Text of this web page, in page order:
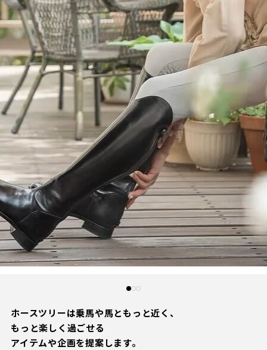
ホームタウン活動
アカデミー
スクール
その他
️スタジアムを知る
スタジアムアクセス
スタジアムマップ
観戦方法を知る
スタジアム観戦ガイド
観戦マナー＆ルール
ビジターサポーターの皆様へ
車イスでの観戦
試合運営管理規程
ファンクラブ
クラブゼルビスタへの入会
シーズンシート
ＦＣ町田ゼルビアをサポート
トレーニングの見学・ファンサービス
ボランティア
ＦＣ町田ゼルビアカレンダー
三輪緑山ベースを利用
三輪緑山ベースご利用案内
グッズを買うトップ
オンラインストア
ユニフォーム
ホームタウン
ホームタウントップ
ゼルビアアシスト募集
ゼルビアアシスト協賛企業一覧
ゼルナビ
ゼル塾
ＦＣ町田ゼルビアスポーツクラブ
ＦＣ町田ゼルビアアカデミー
ゼルビアフットサルパーク
パートナー
パートナートップ
パートナー企業一覧
ホースツリーは乗馬や馬ともっと近く、
もっと楽しく過ごせる
アイテムや企画を提案します。